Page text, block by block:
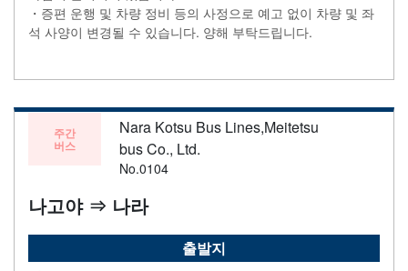
・증편 운행 및 차량 정비 등의 사정으로 예고 없이 차량 및 좌
석 사양이 변경될 수 있습니다. 양해 부탁드립니다.
주간
버스
Nara Kotsu Bus Lines,Meitetsu
bus Co., Ltd.
No.0104
나고야 ⇒ 나라
출발지